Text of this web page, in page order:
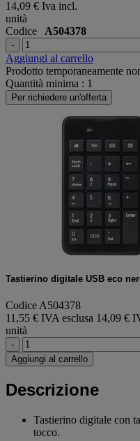
14,09 € Iva incl.
unità
Codice A504378
-
Aggiungi al carrello
Prodotto temporaneamente
Quantità minima : 1
Per richiedere un'offerta
Tastierino digitale USB eco
Codice A504378
11,55 € IVA esclusa 14,09 €
unità
-
Aggiungi al carrello
Descrizione
Tastierino digitale con
tocco.